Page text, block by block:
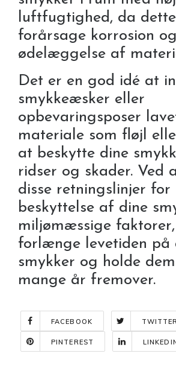
luftfugtighed, da
forårsage korrosion og
ødelæggelse af
Det er en god idé at
smykkeæsker eller
opbevaringsposer
materiale som fløjl
at beskytte dine
ridser og skader. Ved
disse retningslinjer for
beskyttelse af dine
miljømæssige
forlænge levetiden på
smykker og holde
mange år fremover.
FACEBOOK
PINTEREST